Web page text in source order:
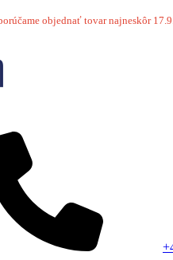
objednať tovar najneskôr